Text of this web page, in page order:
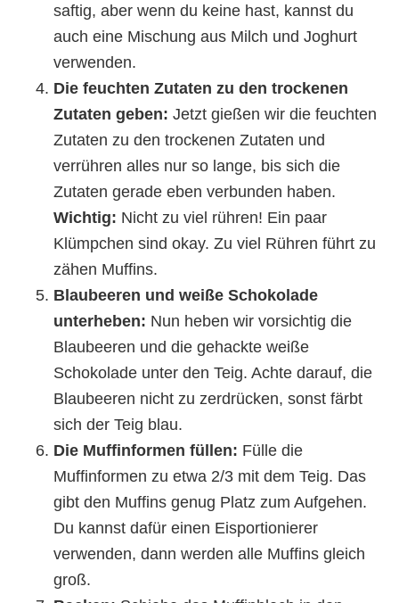
saftig, aber wenn du keine hast, kannst du
auch eine Mischung aus Milch und Joghurt
verwenden.
Die feuchten Zutaten zu den trockenen
Zutaten geben: Jetzt gießen wir die feuchten
Zutaten zu den trockenen Zutaten und
verrühren alles nur so lange, bis sich die
Zutaten gerade eben verbunden haben.
Wichtig: Nicht zu viel rühren! Ein paar
Klümpchen sind okay. Zu viel Rühren führt zu
zähen Muffins.
Blaubeeren und weiße Schokolade
unterheben: Nun heben wir vorsichtig die
Blaubeeren und die gehackte weiße
Schokolade unter den Teig. Achte darauf, die
Blaubeeren nicht zu zerdrücken, sonst färbt
sich der Teig blau.
Die Muffinformen füllen: Fülle die
Muffinformen zu etwa 2/3 mit dem Teig. Das
gibt den Muffins genug Platz zum Aufgehen.
Du kannst dafür einen Eisportionierer
verwenden, dann werden alle Muffins gleich
groß.